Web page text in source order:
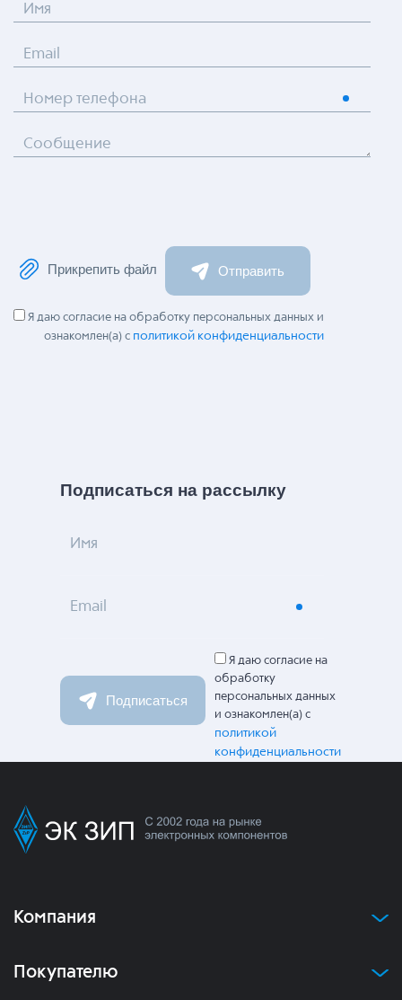
Имя
Email
Номер телефона
Сообщение
Прикрепить файл Отправить
Я даю согласие на обработку персональных данных и
ознакомлен(а) с политикой конфиденциальности
Подписаться на рассылку
Имя
Email
Подписаться
Я даю согласие на
обработку
персональных данных
и ознакомлен(а) с
политикой
конфиденциальности
Компания
Покупателю